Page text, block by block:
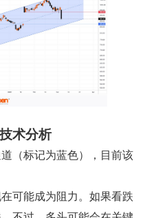
术分析
（标记为蓝色），目前该
可能成为阻力。如果看跌